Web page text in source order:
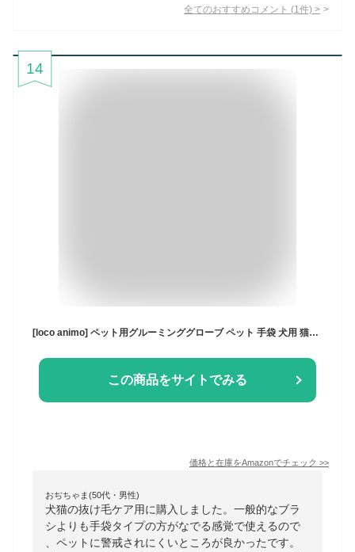
全てのおすすめコメント (1 件) >
14
[loco animo] ペット用グルーミンググローブ ペット 手袋 犬用 猫用 ペットブラシ 犬 猫 シャンプー＆マッサージ対応 抜け毛取り 洗える ブラッシング手袋 両手用 （グレー）
この商品をサイトでみる
価格と在庫をAmazonでチェック >>
おぢちゃま(50代・男性)
犬猫の抜け毛ケア用に購入しました。一般的なブラ
シよりも手袋タイプの方がなでる感覚で使えるので
、ペットに警戒されにくいところが良かったです。